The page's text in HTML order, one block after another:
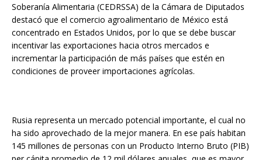
Soberanía Alimentaria (CEDRSSA) de la Cámara de Diputados
destacó que el comercio agroalimentario de México está
concentrado en Estados Unidos, por lo que se debe buscar
incentivar las exportaciones hacia otros mercados e
incrementar la participación de más países que estén en
condiciones de proveer importaciones agrícolas.
Rusia representa un mercado potencial importante, el cual no
ha sido aprovechado de la mejor manera. En ese país habitan
145 millones de personas con un Producto Interno Bruto (PIB)